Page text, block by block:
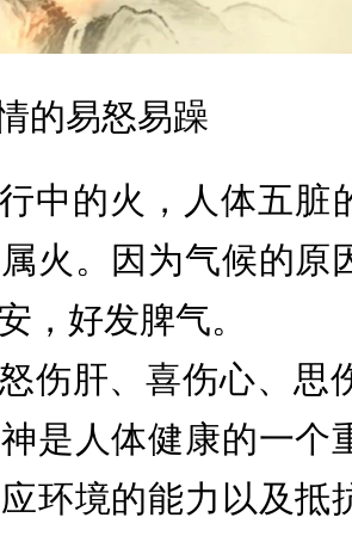
的易怒易躁
中的火，人体五脏
火。因为气候的原
，好发脾气。
伤肝、喜伤心、思
是人体健康的一个
环境的能力以及抵